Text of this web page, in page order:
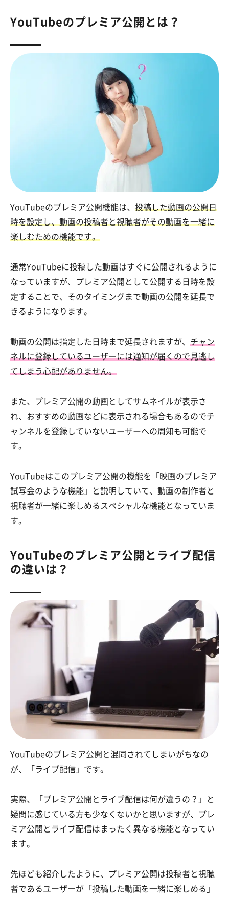
YouTubeのプレミア公開とは？
YouTubeのプレミア公開機能は、 投稿した動画の公開日
時を設定し、動画の投稿者と視聴者がその動画を一緒に
楽しむための機能です。
通常YouTubeに投稿した動画はすぐに公開されるように
なっていますが、プレミア公開として公開する日時を設
定することで、そのタイミングまで動画の公開を延長で
きるようになります。
動画の公開は指定した日時まで延長されますが、 チャン
ネルに登録しているユーザーには通知が届くので見逃し
てしまう心配がありません。
また、プレミア公開の動画としてサムネイルが表示さ
れ、おすすめの動画などに表示される場合もあるのでチ
ャンネルを登録していないユーザーへの周知も可能で
す。
YouTubeはこのプレミア公開の機能を「映画のプレミア
試写会のような機能」と説明していて、動画の制作者と
視聴者が一緒に楽しめるスペシャルな機能となっていま
す。
YouTubeのプレミア公開とライブ配信
の違いは？
YouTubeのプレミア公開と混同されてしまいがちなの
が、「ライブ配信」です。
実際、「プレミア公開とライブ配信は何が違うの？」と
疑問に感じている方も少なくないかと思いますが、プレ
ミア公開とライブ配信はまったく異なる機能となってい
ます。
先ほども紹介したように、プレミア公開は投稿者と視聴
者であるユーザーが「投稿した動画を一緒に楽しめる」